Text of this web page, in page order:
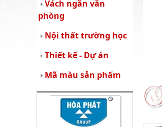
Vách ngăn văn
phòng
Nội thất trường học
Thiết kế - Dự án
Mã màu sản phẩm